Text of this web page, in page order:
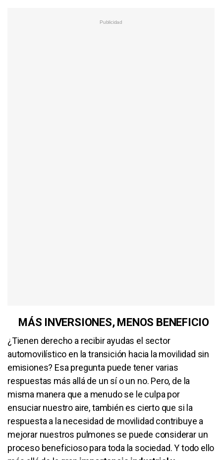
MÁS INVERSIONES, MENOS BENEFICIO
¿Tienen derecho a recibir ayudas el sector
automovilístico en la transición hacia la movilidad sin
emisiones? Esa pregunta puede tener varias
respuestas más allá de un sí o un no. Pero, de la
misma manera que a menudo se le culpa por
ensuciar nuestro aire, también es cierto que si la
respuesta a la necesidad de movilidad contribuye a
mejorar nuestros pulmones se puede considerar un
proceso beneficioso para toda la sociedad. Y todo ello